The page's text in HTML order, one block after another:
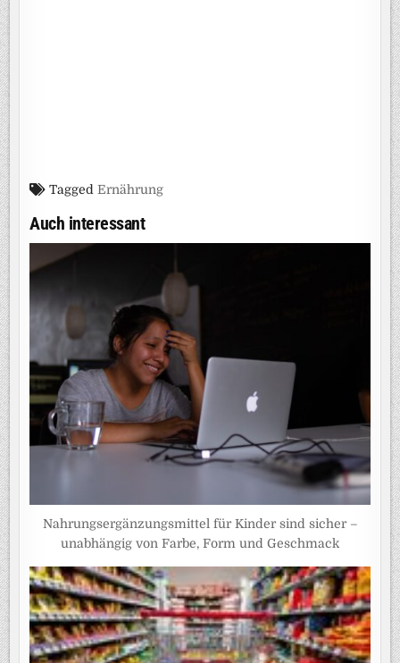
TaggedErnährung
Auch interessant
Nahrungsergänzungsmittel für Kinder sind sicher –
unabhängig von Farbe, Form und Geschmack